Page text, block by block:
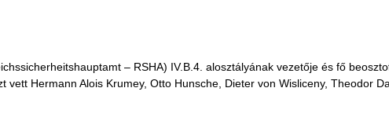
– RSHA) IV.B.4. alosztályának vezetője és fő
Hermann Alois Krumey, Otto Hunsche, Dieter von Wisliceny, Theodor